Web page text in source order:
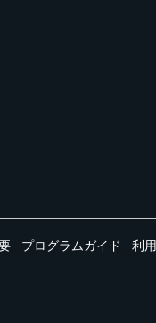
プログラムガイド 利